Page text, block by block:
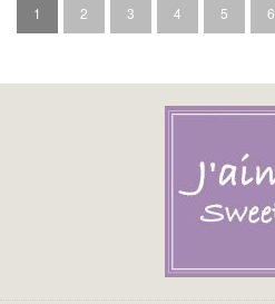
1 2 3 4 5 6